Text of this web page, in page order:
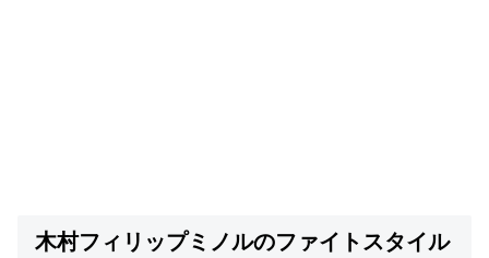
木村フィリップミノルのファイトスタイル